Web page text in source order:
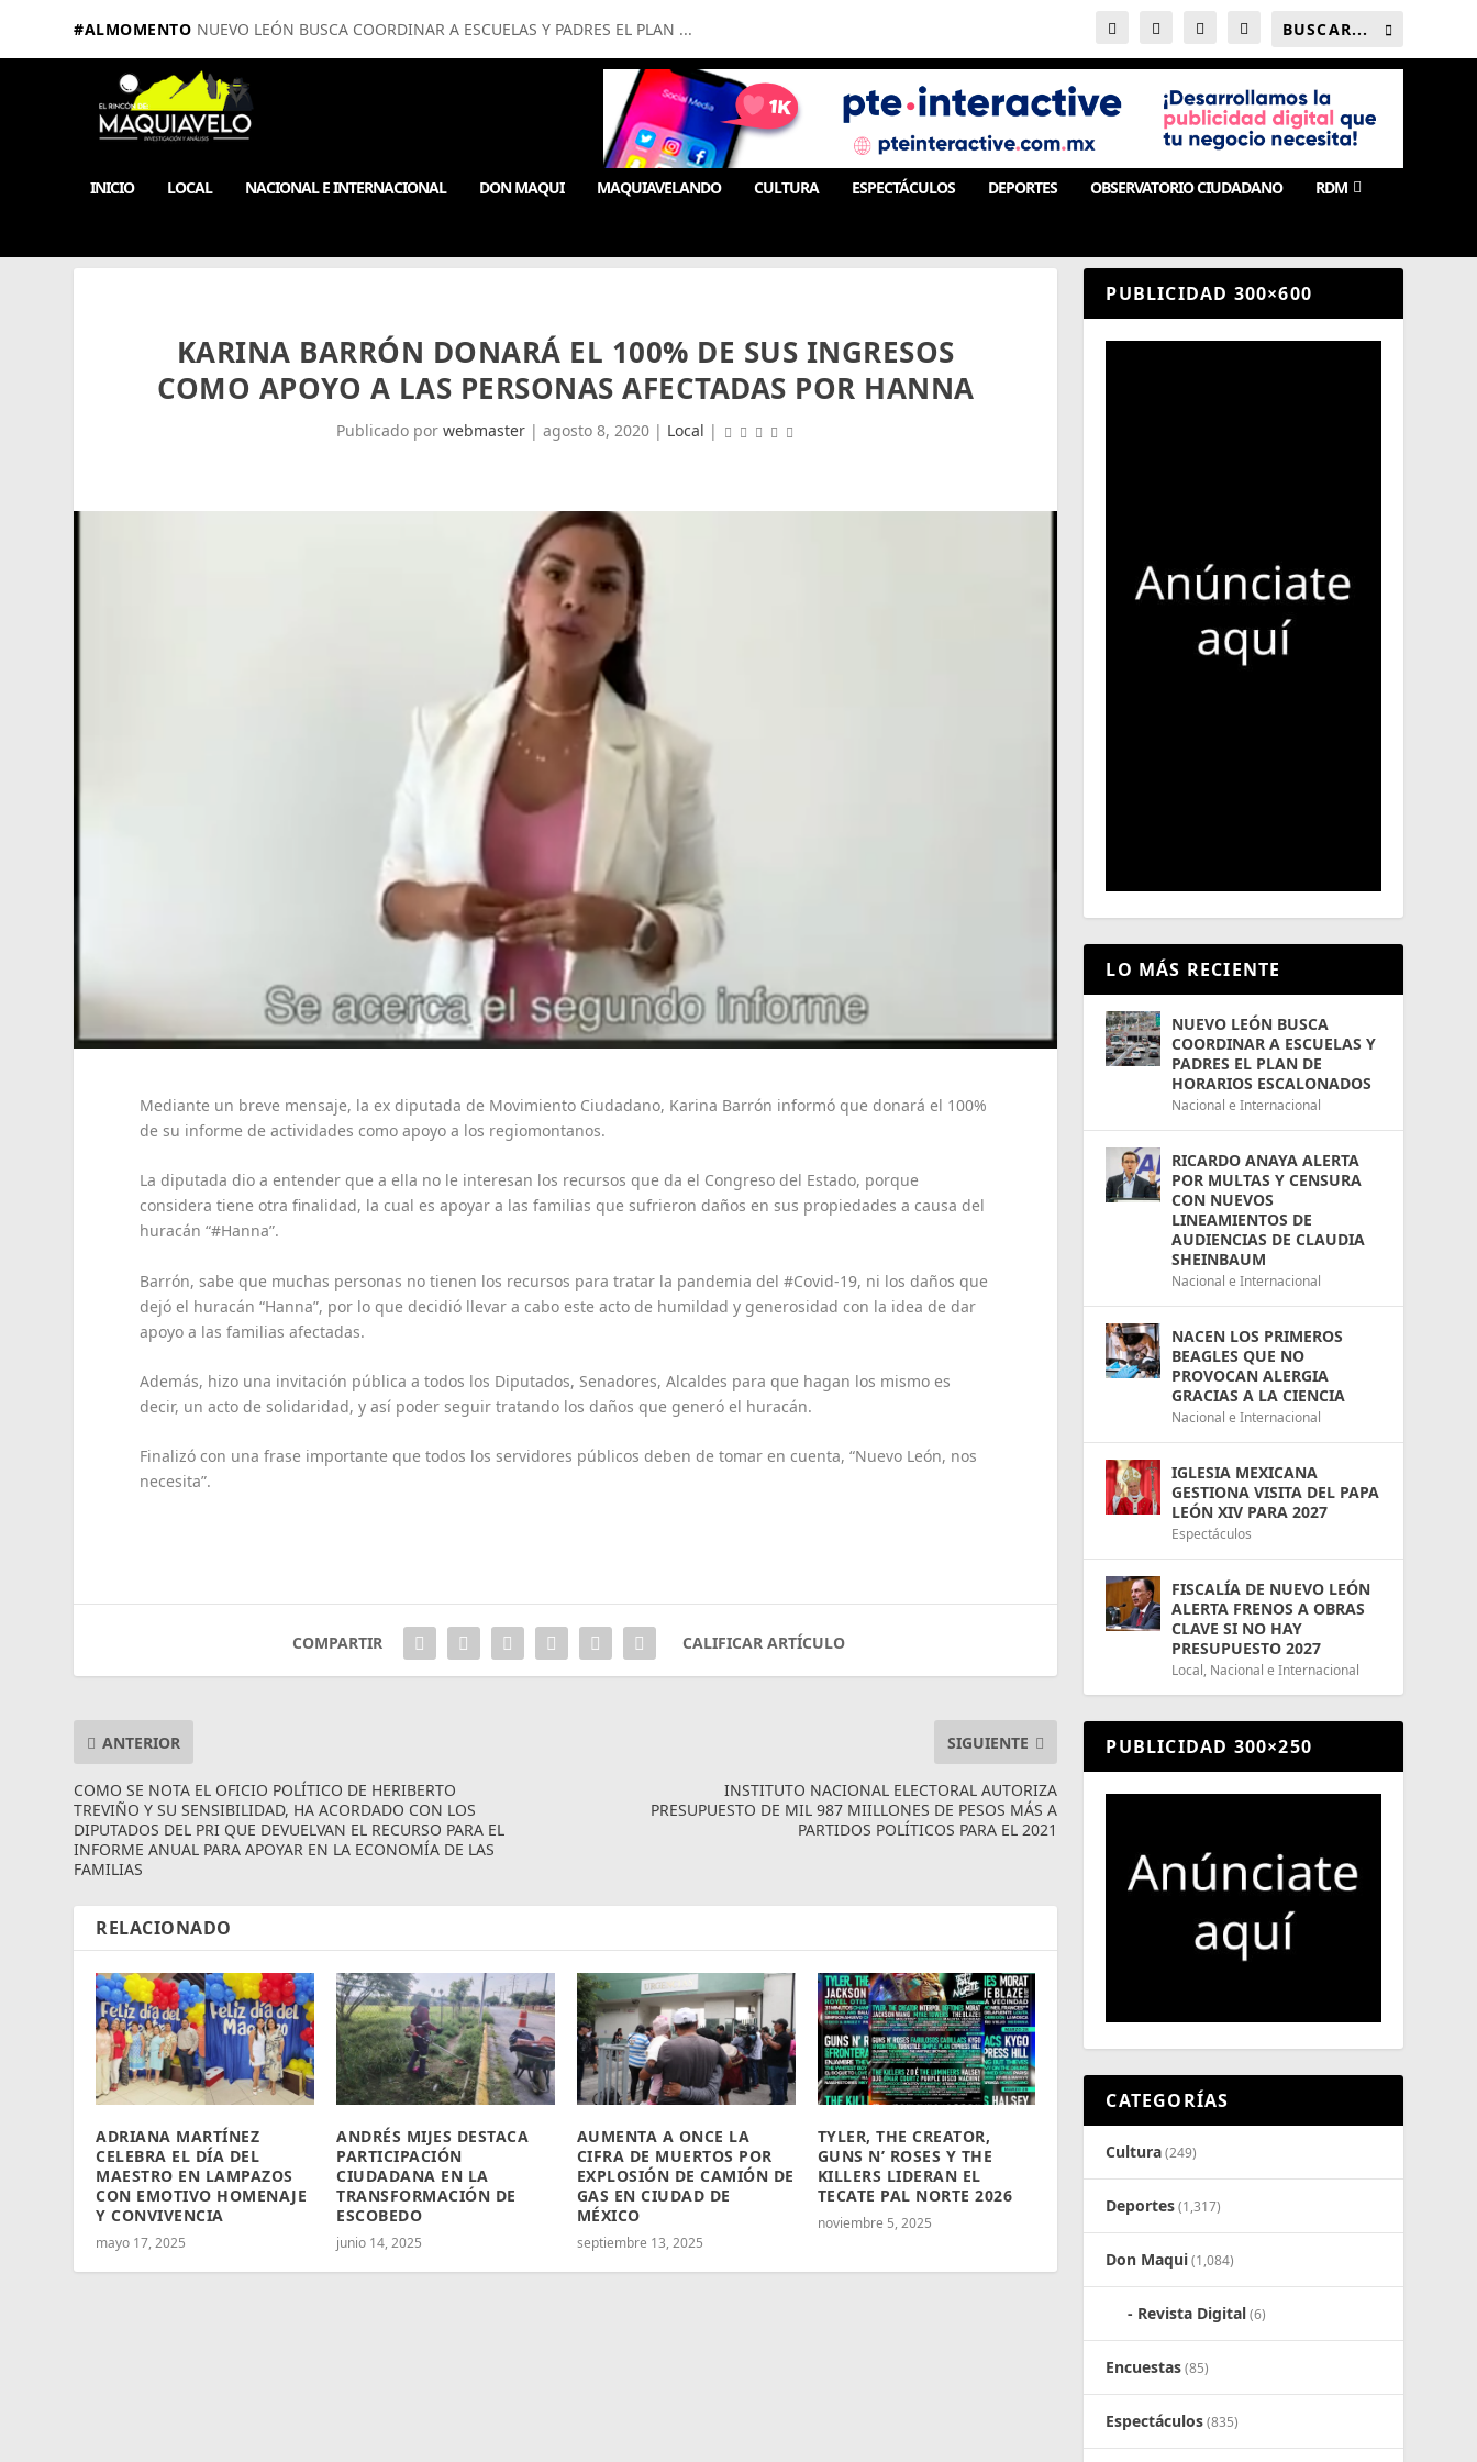
#ALMOMENTO NUEVO LEÓN BUSCA COORDINAR A ESCUELAS Y PADRES EL PLAN ...
INICIO LOCAL NACIONAL E INTERNACIONAL DON MAQUI MAQUIAVELANDO CULTURA ESPECTÁCULOS DEPORTES OBSERVATORIO CIUDADANO RDM
KARINA BARRÓN DONARÁ EL 100% DE SUS INGRESOS
COMO APOYO A LAS PERSONAS AFECTADAS POR HANNA
Publicado porwebmaster |agosto 8, 2020 | Local |
Mediante un breve mensaje, la ex diputada de Movimiento Ciudadano, Karina Barrón informó que donará el 100%
de su informe de actividades como apoyo a los regiomontanos.
La diputada dio a entender que a ella no le interesan los recursos que da el Congreso del Estado, porque
considera tiene otra finalidad, la cual es apoyar a las familias que sufrieron daños en sus propiedades a causa del
huracán “#Hanna”.
Barrón, sabe que muchas personas no tienen los recursos para tratar la pandemia del #Covid-19, ni los daños que
dejó el huracán “Hanna”, por lo que decidió llevar a cabo este acto de humildad y generosidad con la idea de dar
apoyo a las familias afectadas.
Además, hizo una invitación pública a todos los Diputados, Senadores, Alcaldes para que hagan los mismo es
decir, un acto de solidaridad, y así poder seguir tratando los daños que generó el huracán.
Finalizó con una frase importante que todos los servidores públicos deben de tomar en cuenta, “Nuevo León, nos
necesita”.
COMPARTIR CALIFICAR ARTÍCULO
ANTERIOR
COMO SE NOTA EL OFICIO POLÍTICO DE HERIBERTO
TREVIÑO Y SU SENSIBILIDAD, HA ACORDADO CON LOS
DIPUTADOS DEL PRI QUE DEVUELVAN EL RECURSO PARA EL
INFORME ANUAL PARA APOYAR EN LA ECONOMÍA DE LAS
FAMILIAS
SIGUIENTE
INSTITUTO NACIONAL ELECTORAL AUTORIZA
PRESUPUESTO DE MIL 987 MIILLONES DE PESOS MÁS A
PARTIDOS POLÍTICOS PARA EL 2021
RELACIONADO
ADRIANA MARTÍNEZ
CELEBRA EL DÍA DEL
MAESTRO EN LAMPAZOS
CON EMOTIVO HOMENAJE
Y CONVIVENCIA
mayo 17, 2025
ANDRÉS MIJES DESTACA
PARTICIPACIÓN
CIUDADANA EN LA
TRANSFORMACIÓN DE
ESCOBEDO
junio 14, 2025
AUMENTA A ONCE LA
CIFRA DE MUERTOS POR
EXPLOSIÓN DE CAMIÓN DE
GAS EN CIUDAD DE
MÉXICO
septiembre 13, 2025
TYLER, THE CREATOR,
GUNS N’ ROSES Y THE
KILLERS LIDERAN EL
TECATE PAL NORTE 2026
noviembre 5, 2025
PUBLICIDAD 300×600
LO MÁS RECIENTE
NUEVO LEÓN BUSCA
COORDINAR A ESCUELAS Y
PADRES EL PLAN DE
HORARIOS ESCALONADOS
Nacional e Internacional
RICARDO ANAYA ALERTA
POR MULTAS Y CENSURA
CON NUEVOS
LINEAMIENTOS DE
AUDIENCIAS DE CLAUDIA
SHEINBAUM
Nacional e Internacional
NACEN LOS PRIMEROS
BEAGLES QUE NO
PROVOCAN ALERGIA
GRACIAS A LA CIENCIA
Nacional e Internacional
IGLESIA MEXICANA
GESTIONA VISITA DEL PAPA
LEÓN XIV PARA 2027
Espectáculos
FISCALÍA DE NUEVO LEÓN
ALERTA FRENOS A OBRAS
CLAVE SI NO HAY
PRESUPUESTO 2027
Local, Nacional e Internacional
PUBLICIDAD 300×250
CATEGORÍAS
Cultura(249)
Deportes(1,317)
Don Maqui(1,084)
Revista Digital(6)
Encuestas(85)
Espectáculos(835)